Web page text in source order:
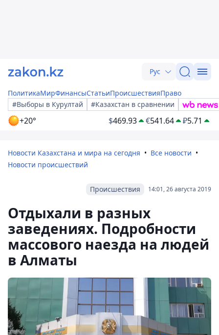
Рус
ПолитикаМирФинансыСтатьиПроисшествияПраво
#Выборы в Курултай
#Казахстан в сравнении
+20° $469.93 €541.64 ₽5.71
Новости Казахстана и мира на сегодня
Все новости
Новости происшествий
14:01, 26 августа 2019
Происшествия
Отдыхали в разных
заведениях. Подробности
массового наезда на людей
в Алматы